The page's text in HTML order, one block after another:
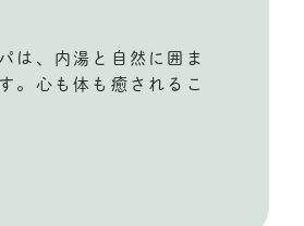
は、内湯と自然に囲ま
。心も体も癒されるこ